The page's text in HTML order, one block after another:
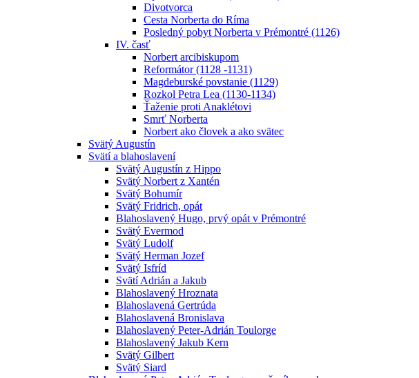
Divotvorca
Cesta Norberta do Ríma
Posledný pobyt Norberta v Prémontré (1126)
IV. časť
Norbert arcibiskupom
Reformátor (1128 -1131)
Magdeburské povstanie (1129)
Rozkol Petra Lea (1130-1134)
Ťaženie proti Anaklétovi
Smrť Norberta
Norbert ako človek a ako svätec
Svätý Augustín
Svätí a blahoslavení
Svätý Augustín z Hippo
Svätý Norbert z Xantén
Svätý Bohumír
Svätý Fridrich, opát
Blahoslavený Hugo, prvý opát v Prémontré
Svätý Evermod
Svätý Ludolf
Svätý Herman Jozef
Svätý Isfríd
Svätí Adrián a Jakub
Blahoslavený Hroznata
Blahoslavená Gertrúda
Blahoslavená Bronislava
Blahoslavený Peter-Adrián Toulorge
Blahoslavený Jakub Kern
Svätý Gilbert
Svätý Siard